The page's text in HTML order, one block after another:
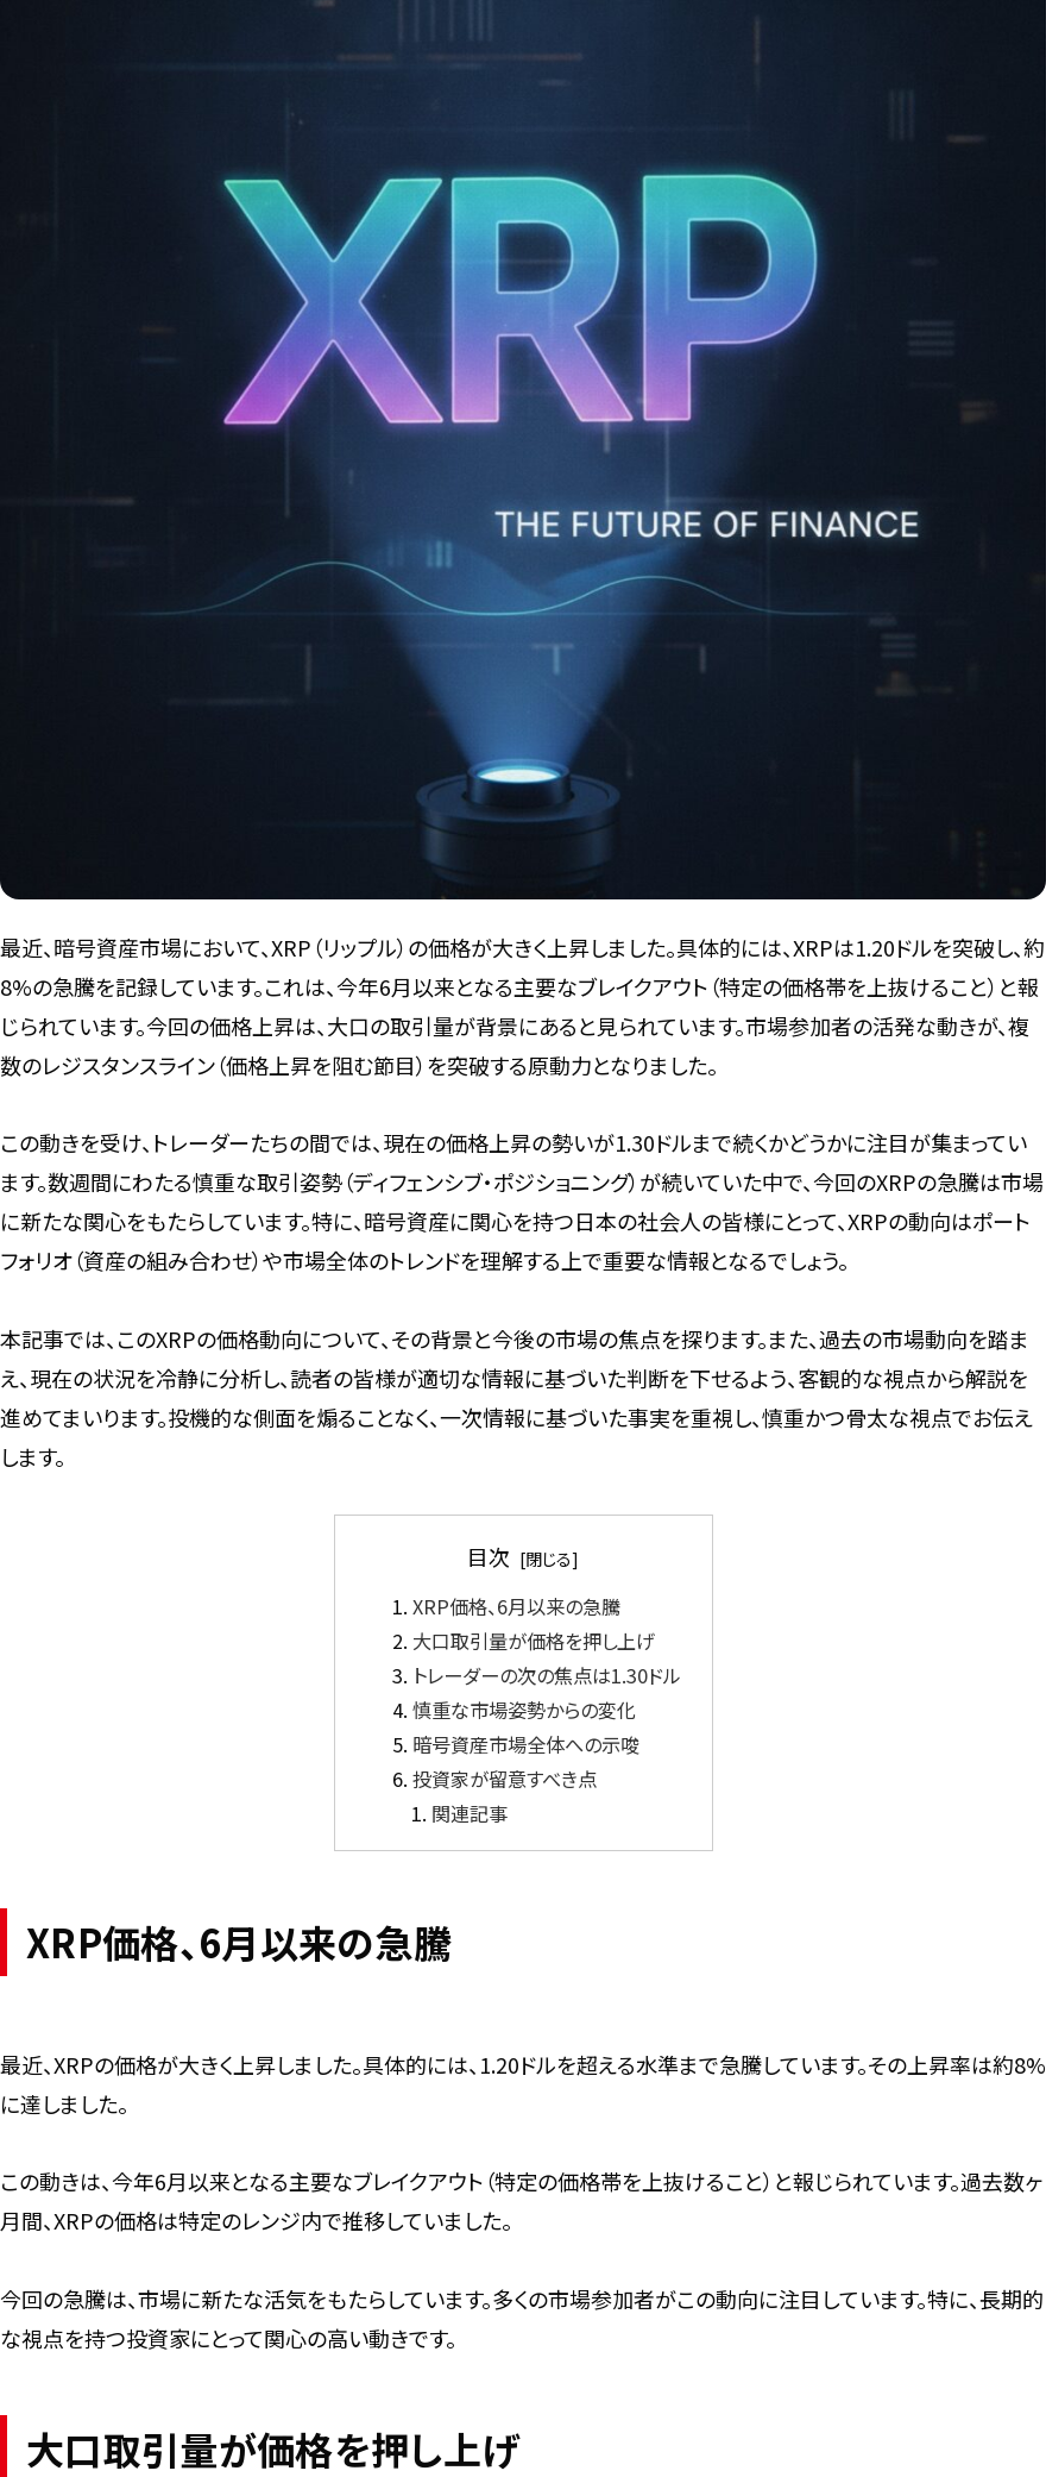
最近、暗号資産市場において、XRP（リップル）の価格が大きく上昇しました。具体的には、XRPは1.20ドルを突破し、約
8%の急騰を記録しています。これは、今年6月以来となる主要なブレイクアウト（特定の価格帯を上抜けること）と報
じられています。今回の価格上昇は、大口の取引量が背景にあると見られています。市場参加者の活発な動きが、複
数のレジスタンスライン（価格上昇を阻む節目）を突破する原動力となりました。
この動きを受け、トレーダーたちの間では、現在の価格上昇の勢いが1.30ドルまで続くかどうかに注目が集まってい
ます。数週間にわたる慎重な取引姿勢（ディフェンシブ・ポジショニング）が続いていた中で、今回のXRPの急騰は市場
に新たな関心をもたらしています。特に、暗号資産に関心を持つ日本の社会人の皆様にとって、XRPの動向はポート
フォリオ（資産の組み合わせ）や市場全体のトレンドを理解する上で重要な情報となるでしょう。
本記事では、このXRPの価格動向について、その背景と今後の市場の焦点を探ります。また、過去の市場動向を踏ま
え、現在の状況を冷静に分析し、読者の皆様が適切な情報に基づいた判断を下せるよう、客観的な視点から解説を
進めてまいります。投機的な側面を煽ることなく、一次情報に基づいた事実を重視し、慎重かつ骨太な視点でお伝え
します。
目次
XRP価格、6月以来の急騰
大口取引量が価格を押し上げ
トレーダーの次の焦点は1.30ドル
慎重な市場姿勢からの変化
暗号資産市場全体への示唆
投資家が留意すべき点
関連記事
XRP価格、6月以来の急騰
最近、XRPの価格が大きく上昇しました。具体的には、1.20ドルを超える水準まで急騰しています。その上昇率は約8%
に達しました。
この動きは、今年6月以来となる主要なブレイクアウト（特定の価格帯を上抜けること）と報じられています。過去数ヶ
月間、XRPの価格は特定のレンジ内で推移していました。
今回の急騰は、市場に新たな活気をもたらしています。多くの市場参加者がこの動向に注目しています。特に、長期的
な視点を持つ投資家にとって関心の高い動きです。
大口取引量が価格を押し上げ